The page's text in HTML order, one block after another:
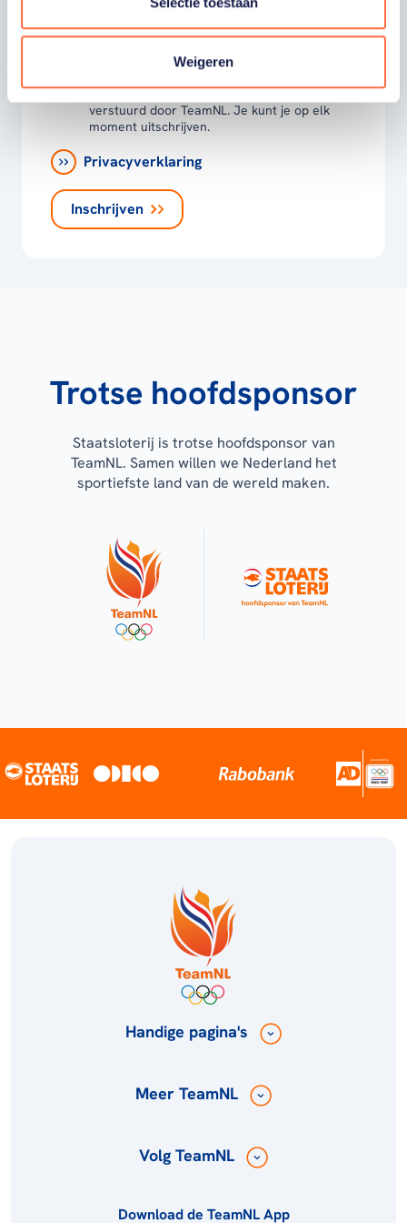
Weigeren
moment uitschrijven. *
worden gehouden van gepersonaliseerde
aangesloten bonden via communicatie
verstuurd door TeamNL. Je kunt je op elk
moment uitschrijven.
Privacyverklaring
Inschrijven
Trotse hoofdsponsor
Staatsloterij is trotse hoofdsponsor van
TeamNL. Samen willen we Nederland het
sportiefste land van de wereld maken.
Handige pagina's
Meer TeamNL
Volg TeamNL
Download de TeamNL App